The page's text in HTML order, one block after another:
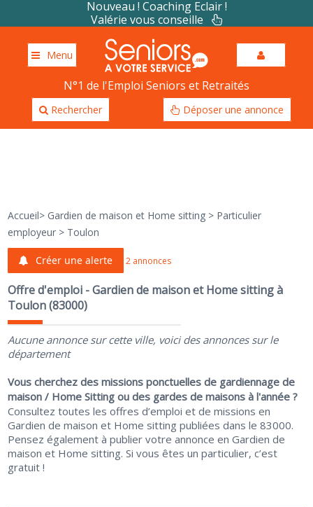
Nouveau ! Coaching Eclair !
Valérie vous conseille
Menu
N°1 de l'Emploi Seniors et Retraités
Rechercher Déposer une annonce
Accueil> Gardien de maison et Home sitting > Particulier
employeur > Toulon
Créer une alerte 2 annonces
Offre d'emploi - Gardien de maison et Home sitting à
Toulon (83000)
Aucune annonce sur cette ville, voici des annonces sur le
département
Vous cherchez des missions ponctuelles de gardiennage de
maison / Home Sitting ou des gardes de maisons à l'année ?
Consultez toutes les offres d’emploi et de missions en
Gardien de maison et Home sitting publiées dans le 83000.
Pensez également à publier votre annonce en Gardien de
maison et Home sitting. Si vous êtes un particulier, c’est
gratuit !